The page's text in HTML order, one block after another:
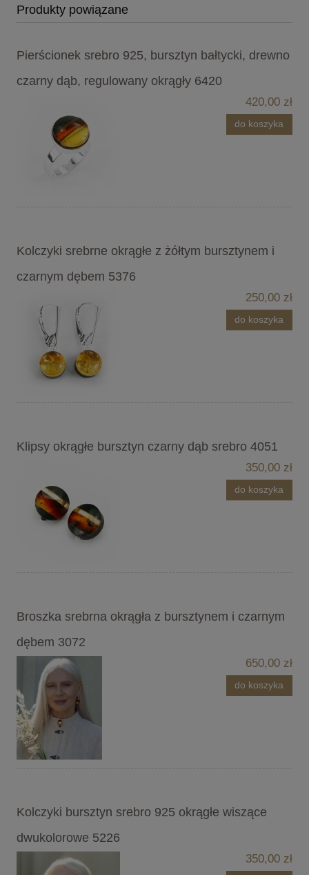
Produkty powiązane
Pierścionek srebro 925, bursztyn bałtycki, drewno
czarny dąb, regulowany okrągły 6420
420,00 zł
do koszyka
Kolczyki srebrne okrągłe z żółtym bursztynem i
czarnym dębem 5376
250,00 zł
do koszyka
Klipsy okrągłe bursztyn czarny dąb srebro 4051
350,00 zł
do koszyka
Broszka srebrna okrągła z bursztynem i czarnym
dębem 3072
650,00 zł
do koszyka
Kolczyki bursztyn srebro 925 okrągłe wiszące
dwukolorowe 5226
350,00 zł